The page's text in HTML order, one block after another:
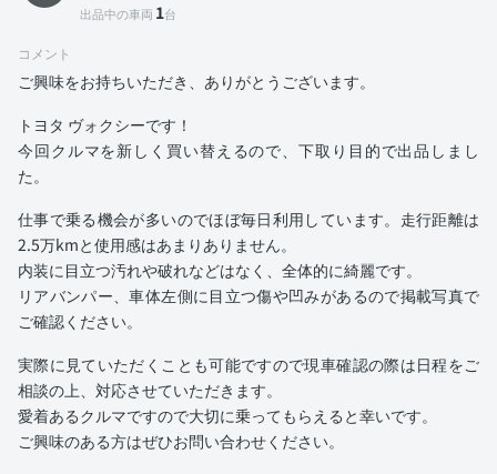
出品中の車両 1台
コメント
ご興味をお持ちいただき、ありがとうございます。
トヨタ ヴォクシーです！
今回クルマを新しく買い替えるので、下取り目的で出品しまし
た。
仕事で乗る機会が多いのでほぼ毎日利用しています。走行距離は
2.5万kmと使用感はあまりありません。
内装に目立つ汚れや破れなどはなく、全体的に綺麗です。
リアバンパー、車体左側に目立つ傷や凹みがあるので掲載写真で
ご確認ください。
実際に見ていただくことも可能ですので現車確認の際は日程をご
相談の上、対応させていただきます。
愛着あるクルマですので大切に乗ってもらえると幸いです。
ご興味のある方はぜひお問い合わせください。